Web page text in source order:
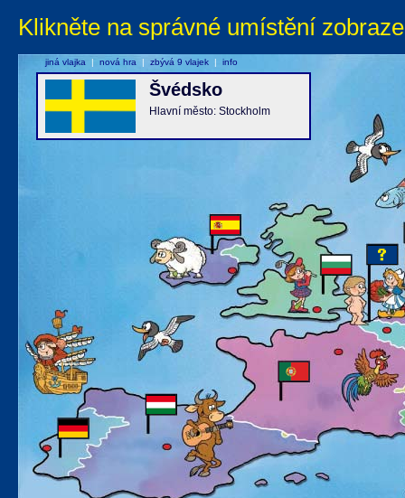
Klikněte na správné umístění
Švédsko
Hlavní město: Stockholm
jiná vlajka | nová hra | zbývá 9 vlajek | info